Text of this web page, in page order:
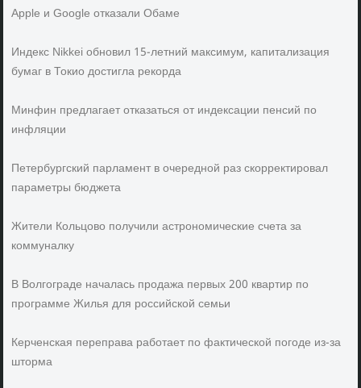
Apple и Google отказали Обаме
Индекс Nikkei обновил 15-летний максимум, капитализация
бумаг в Токио достигла рекорда
Минфин предлагает отказаться от индексации пенсий по
инфляции
Петербургский парламент в очередной раз скорректировал
параметры бюджета
Жители Кольцово получили астрономические счета за
коммуналку
В Волгограде началась продажа первых 200 квартир по
программе Жилья для российской семьи
Керченская переправа работает по фактической погоде из-за
шторма